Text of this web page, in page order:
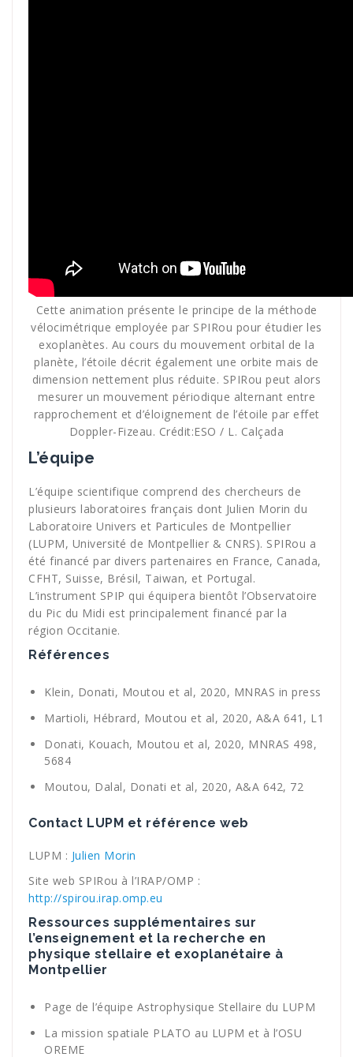
Cette animation présente le principe de la méthode
vélocimétrique employée par SPIRou pour étudier les
exoplanètes. Au cours du mouvement orbital de la
planète, l’étoile décrit également une orbite mais de
dimension nettement plus réduite. SPIRou peut alors
mesurer un mouvement périodique alternant entre
rapprochement et d’éloignement de l’étoile par effet
Doppler-Fizeau. Crédit:ESO / L. Calçada
L’équipe
L’équipe scientifique comprend des chercheurs de
plusieurs laboratoires français dont Julien Morin du
Laboratoire Univers et Particules de Montpellier
(LUPM, Université de Montpellier & CNRS). SPIRou a
été financé par divers partenaires en France, Canada,
CFHT, Suisse, Brésil, Taiwan, et Portugal.
L’instrument SPIP qui équipera bientôt l’Observatoire
du Pic du Midi est principalement financé par la
région Occitanie.
Références
Klein, Donati, Moutou et al, 2020, MNRAS in press
Martioli, Hébrard, Moutou et al, 2020, A&A 641, L1
Donati, Kouach, Moutou et al, 2020, MNRAS 498,
5684
Moutou, Dalal, Donati et al, 2020, A&A 642, 72
Contact LUPM et référence web
LUPM : Julien Morin
Site web SPIRou à l’IRAP/OMP :
http://spirou.irap.omp.eu
Ressources supplémentaires sur
l’enseignement et la recherche en
physique stellaire et exoplanétaire à
Montpellier
Page de l’équipe Astrophysique Stellaire du LUPM
La mission spatiale PLATO au LUPM et à l’OSU
OREME